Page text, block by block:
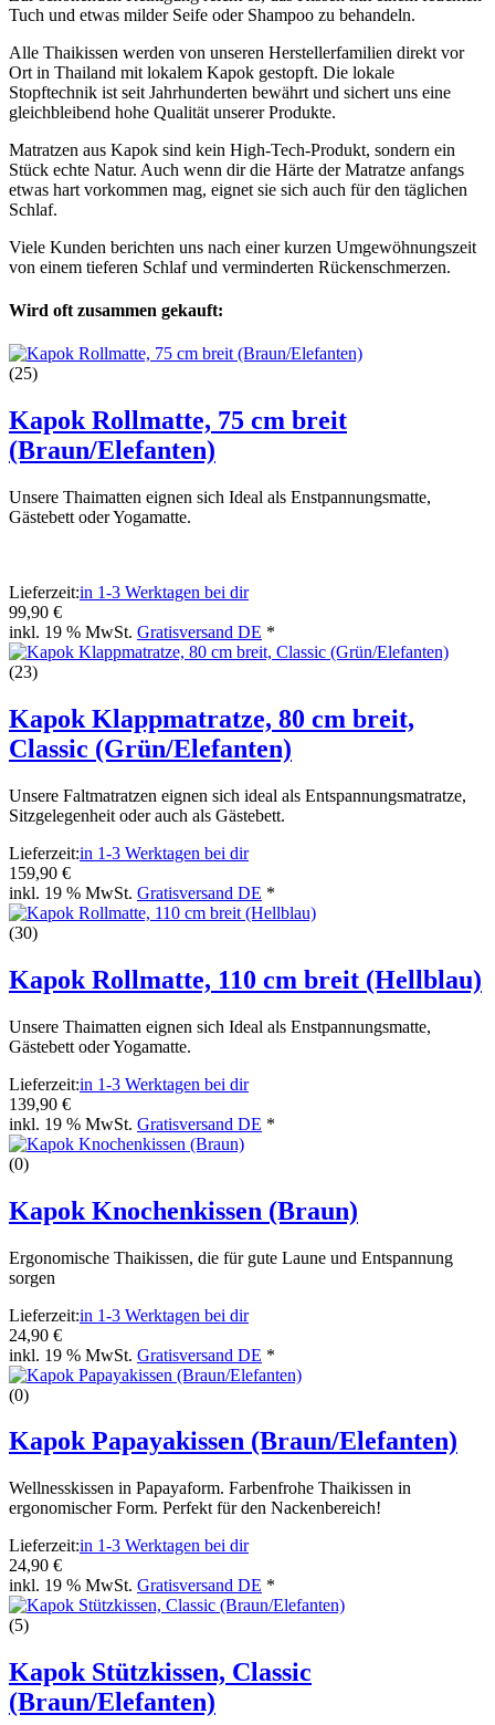
Tuch und etwas milder Seife oder Shampoo zu behandeln.
Alle Thaikissen werden von unseren Herstellerfamilien direkt vor
Ort in Thailand mit lokalem Kapok gestopft. Die lokale
Stopftechnik ist seit Jahrhunderten bewährt und sichert uns eine
gleichbleibend hohe Qualität unserer Produkte.
Matratzen aus Kapok sind kein High-Tech-Produkt, sondern ein
Stück echte Natur. Auch wenn dir die Härte der Matratze anfangs
etwas hart vorkommen mag, eignet sie sich auch für den täglichen
Schlaf.
Viele Kunden berichten uns nach einer kurzen Umgewöhnungszeit
von einem tieferen Schlaf und verminderten Rückenschmerzen.
Wird oft zusammen gekauft:
(25)
Kapok Rollmatte, 75 cm breit
(Braun/Elefanten)
Unsere Thaimatten eignen sich Ideal als Enstpannungsmatte,
Gästebett oder Yogamatte.
Lieferzeit:in 1-3 Werktagen bei dir
99,90 €
inkl. 19 % MwSt. Gratisversand DE *
(23)
Kapok Klappmatratze, 80 cm breit,
Classic (Grün/Elefanten)
Unsere Faltmatratzen eignen sich ideal als Entspannungsmatratze,
Sitzgelegenheit oder auch als Gästebett.
Lieferzeit:in 1-3 Werktagen bei dir
159,90 €
inkl. 19 % MwSt. Gratisversand DE *
(30)
Kapok Rollmatte, 110 cm breit (Hellblau)
Unsere Thaimatten eignen sich Ideal als Enstpannungsmatte,
Gästebett oder Yogamatte.
Lieferzeit:in 1-3 Werktagen bei dir
139,90 €
inkl. 19 % MwSt. Gratisversand DE *
(0)
Kapok Knochenkissen (Braun)
Ergonomische Thaikissen, die für gute Laune und Entspannung
sorgen
Lieferzeit:in 1-3 Werktagen bei dir
24,90 €
inkl. 19 % MwSt. Gratisversand DE *
(0)
Kapok Papayakissen (Braun/Elefanten)
Wellnesskissen in Papayaform. Farbenfrohe Thaikissen in
ergonomischer Form. Perfekt für den Nackenbereich!
Lieferzeit:in 1-3 Werktagen bei dir
24,90 €
inkl. 19 % MwSt. Gratisversand DE *
(5)
Kapok Stützkissen, Classic
(Braun/Elefanten)